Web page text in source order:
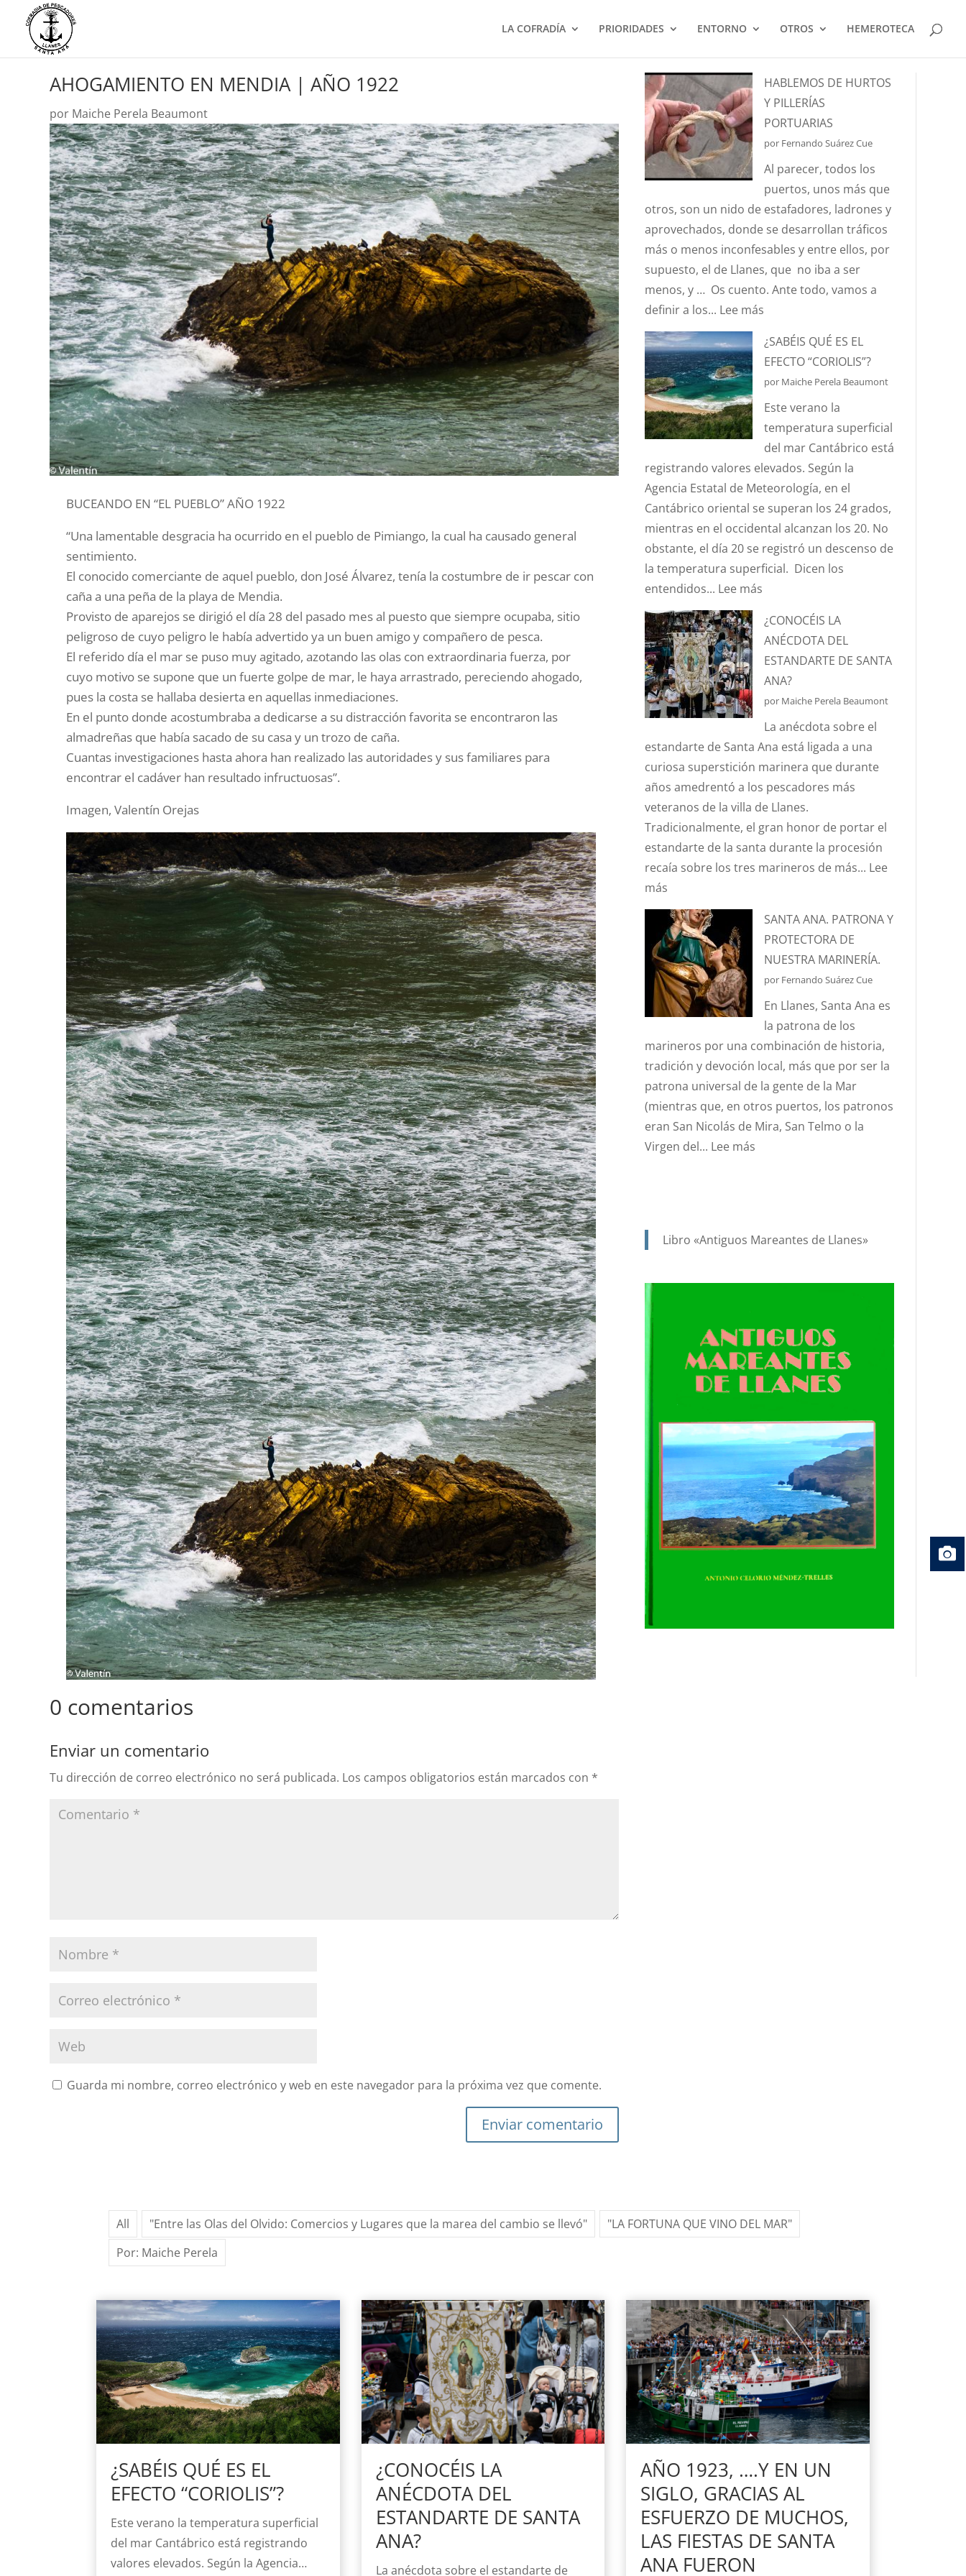
LA COFRADÍA PRIORIDADES ENTORNO OTROS HEMEROTECA
AHOGAMIENTO EN MENDIA | AÑO 1922
por Maiche Perela Beaumont
BUCEANDO EN “EL PUEBLO” AÑO 1922
“Una lamentable desgracia ha ocurrido en el pueblo de Pimiango, la cual ha causado general
sentimiento.
El conocido comerciante de aquel pueblo, don José Álvarez, tenía la costumbre de ir pescar con
caña a una peña de la playa de Mendia.
Provisto de aparejos se dirigió el día 28 del pasado mes al puesto que siempre ocupaba, sitio
peligroso de cuyo peligro le había advertido ya un buen amigo y compañero de pesca.
El referido día el mar se puso muy agitado, azotando las olas con extraordinaria fuerza, por
cuyo motivo se supone que un fuerte golpe de mar, le haya arrastrado, pereciendo ahogado,
pues la costa se hallaba desierta en aquellas inmediaciones.
En el punto donde acostumbraba a dedicarse a su distracción favorita se encontraron las
almadreñas que había sacado de su casa y un trozo de caña.
Cuantas investigaciones hasta ahora han realizado las autoridades y sus familiares para
encontrar el cadáver han resultado infructuosas”.
Imagen, Valentín Orejas
0 comentarios
Enviar un comentario
Tu dirección de correo electrónico no será publicada. Los campos obligatorios están marcados con *
Guarda mi nombre, correo electrónico y web en este navegador para la próxima vez que comente.
Enviar comentario
HABLEMOS DE HURTOS
Y PILLERÍAS
PORTUARIAS
por Fernando Suárez Cue
Al parecer, todos los
puertos, unos más que
otros, son un nido de estafadores, ladrones y
aprovechados, donde se desarrollan tráficos
más o menos inconfesables y entre ellos, por
supuesto, el de Llanes, que no iba a ser
menos, y … Os cuento. Ante todo, vamos a
definir a los... Lee más
DE
HURTOS
Y
PILLERÍAS
PORTUARIAS
¿SABÉIS QUÉ ES EL
EFECTO “CORIOLIS”?
por Maiche Perela Beaumont
Este verano la
temperatura superficial
del mar Cantábrico está
registrando valores elevados. Según la
Agencia Estatal de Meteorología, en el
Cantábrico oriental se superan los 24 grados,
mientras en el occidental alcanzan los 20. No
obstante, el día 20 se registró un descenso de
la temperatura superficial. Dicen los
entendidos... Lee más
QUÉ
ES
EL
EFECTO
“CORIOLIS”?
¿CONOCÉIS LA
ANÉCDOTA DEL
ESTANDARTE DE SANTA
ANA?
por Maiche Perela Beaumont
La anécdota sobre el
estandarte de Santa Ana está ligada a una
curiosa superstición marinera que durante
años amedrentó a los pescadores más
veteranos de la villa de Llanes.
Tradicionalmente, el gran honor de portar el
estandarte de la santa durante la procesión
recaía sobre los tres marineros de más... Lee
más
¿CONOCÉIS
LA
ANÉCDOTA
DEL
ESTANDARTE
DE
ANA?
SANTA ANA. PATRONA Y
PROTECTORA DE
NUESTRA MARINERÍA.
por Fernando Suárez Cue
En Llanes, Santa Ana es
la patrona de los
marineros por una combinación de historia,
tradición y devoción local, más que por ser la
patrona universal de la gente de la Mar
(mientras que, en otros puertos, los patronos
eran San Nicolás de Mira, San Telmo o la
Virgen del... Lee más
PROTECTORA
NUESTRA
Libro «Antiguos Mareantes de Llanes»
All "Entre las Olas del Olvido: Comercios y Lugares que la marea del cambio se llevó"
"LA FORTUNA QUE VINO DEL MAR"
Por: Maiche Perela
¿SABÉIS QUÉ ES EL
EFECTO “CORIOLIS”?
Este verano la temperatura superficial
del mar Cantábrico está registrando
valores elevados. Según la Agencia…
¿CONOCÉIS LA
ANÉCDOTA DEL
ESTANDARTE DE SANTA
ANA?
La anécdota sobre el estandarte de
AÑO 1923, ….Y EN UN
SIGLO, GRACIAS AL
ESFUERZO DE MUCHOS,
LAS FIESTAS DE SANTA
ANA FUERON